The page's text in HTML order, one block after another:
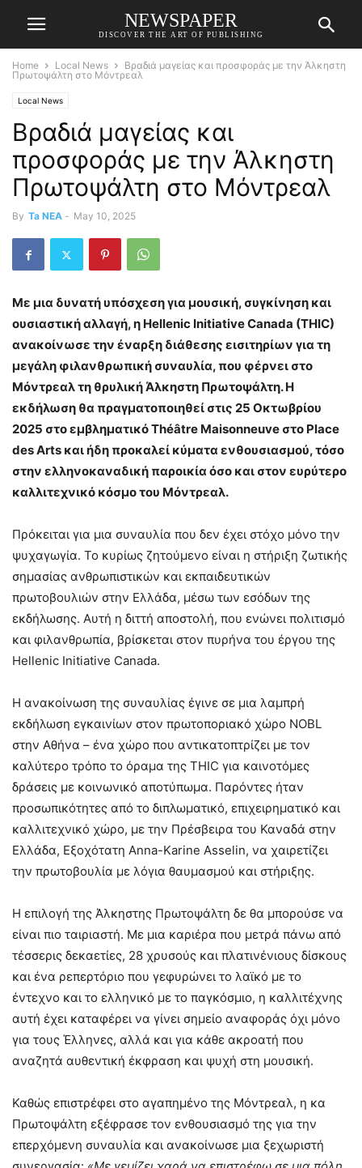
NEWSPAPER
DISCOVER THE ART OF PUBLISHING
Home Local News
Βραδιά μαγείας και προσφοράς με την Άλκηστη
Πρωτοψάλτη στο Μόντρεαλ
Local News
Βραδιά μαγείας και
προσφοράς με την Άλκηστη
Πρωτοψάλτη στο Μόντρεαλ
By Ta NEA - May 10, 2025
Με μια δυνατή υπόσχεση για μουσική, συγκίνηση και
ουσιαστική αλλαγή, η Hellenic InitiativeCanada (THIC)
ανακοίνωσε την έναρξη διάθεσης εισιτηρίων για τη
μεγάλη φιλανθρωπική συναυλία, που φέρνει στο
Μόντρεαλ τη θρυλική Άλκηστη Πρωτοψάλτη. Η
εκδήλωση θα πραγματοποιηθεί στις 25 Οκτωβρίου
2025 στο εμβληματικόThéâtre Maisonneuve στο Place
desArts και ήδη προκαλεί κύματα ενθουσιασμού, τόσο
στην ελληνοκαναδική παροικία όσο και στον ευρύτερο
καλλιτεχνικό κόσμο του Μόντρεαλ.
Πρόκειται για μια συναυλία που δεν έχει στόχο μόνο την
ψυχαγωγία. Το κυρίως ζητούμενο είναι η στήριξη ζωτικής
σημασίας ανθρωπιστικών και εκπαιδευτικών
πρωτοβουλιών στην Ελλάδα, μέσω των εσόδων της
εκδήλωσης. Αυτή η διττή αποστολή, που ενώνει πολιτισμό
και φιλανθρωπία, βρίσκεται στον πυρήνα του έργου της
Hellenic Initiative Canada.
Η ανακοίνωση της συναυλίας έγινε σε μια λαμπρή
εκδήλωση εγκαινίων στον πρωτοποριακό χώρο NOBL
στην Αθήνα – ένα χώρο που αντικατοπτρίζει με τον
καλύτερο τρόπο το όραμα της THIC για καινοτόμες
δράσεις με κοινωνικό αποτύπωμα. Παρόντες ήταν
προσωπικότητες από το διπλωματικό, επιχειρηματικό και
καλλιτεχνικό χώρο, με την Πρέσβειρα του Καναδά στην
Ελλάδα, Εξοχότατη Anna-Karine Asselin, να χαιρετίζει
την πρωτοβουλία με λόγια θαυμασμού και στήριξης.
Η επιλογή της Άλκηστης Πρωτοψάλτη δε θα μπορούσε να
είναι πιο ταιριαστή. Με μια καριέρα που μετρά πάνω από
τέσσερις δεκαετίες, 28 χρυσούς και πλατινένιους δίσκους
και ένα ρεπερτόριο που γεφυρώνει το λαϊκό με το
έντεχνο και το ελληνικό με το παγκόσμιο, η καλλιτέχνης
αυτή έχει καταφέρει να γίνει σημείο αναφοράς όχι μόνο
για τους Έλληνες, αλλά και για κάθε ακροατή που
αναζητά αυθεντική έκφραση και ψυχή στη μουσική.
Καθώς επιστρέφει στο αγαπημένο της Μόντρεαλ, η κα
Πρωτοψάλτη εξέφρασε τον ενθουσιασμό της για την
επερχόμενη συναυλία και ανακοίνωσε μια ξεχωριστή